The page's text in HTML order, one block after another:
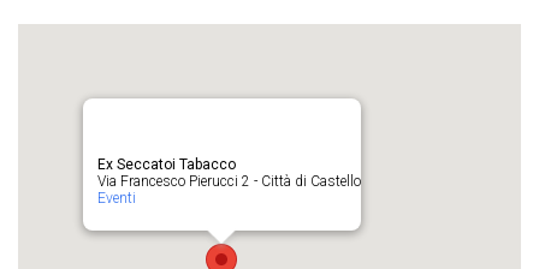
Ex Seccatoi Tabacco
Via Francesco Pierucci 2 - Città di Castello
Eventi